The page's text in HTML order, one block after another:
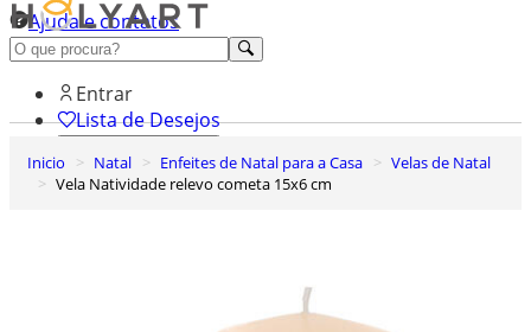
Ajuda e contatos
Conheça premium
Entrar
Lista de Desejos
Carrinho de Compras
Inicio Natal Enfeites de Natal para a Casa
Velas de Natal
Vela Natividade relevo cometa 15x6 cm